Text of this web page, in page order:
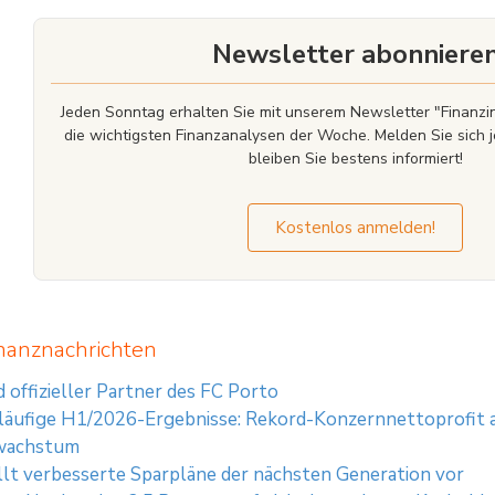
Amtsgericht Frankfurt am Main, Deutschland; Handelsregisternummer: HRB
Newsletter
Jeden Sonntag erhalten Sie mit unserem Newsletter
die wichtigsten Finanzanalysen der Woche. Melden Sie sich
bleiben Sie bestens informiert!
Kostenlos anmelden!
offizieller Partner des FC Porto
H1/2026-Ergebnisse: Rekord-Konzernnettoprofit
verbesserte Sparpläne der nächsten Generation vor